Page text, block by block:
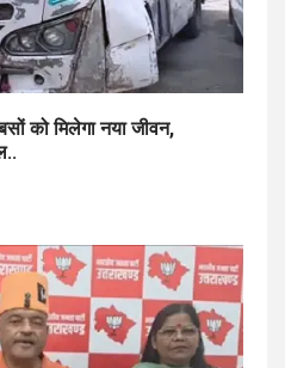
को मिलेगा नया जीवन,